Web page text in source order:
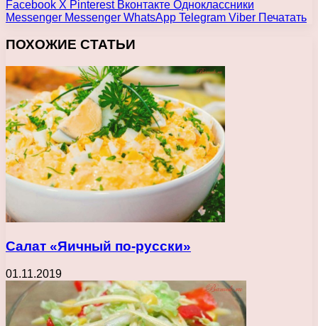
Facebook X Pinterest Вконтакте Одноклассники
Messenger Messenger WhatsApp Telegram Viber Печатать
ПОХОЖИЕ СТАТЬИ
Салат «Яичный по-русски»
01.11.2019